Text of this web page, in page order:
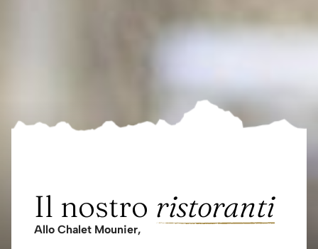
Il nostro ristoranti
Allo Chalet Mounier,